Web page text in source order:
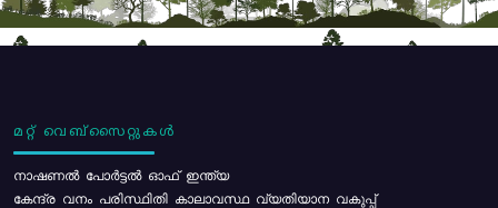
മറ്റ് വെബ്സൈറ്റുകൾ
നാഷണൽ പോർട്ടൽ ഓഫ് ഇന്ത്യ
കേന്ദ്ര വനം പരിസ്ഥിതി കാലാവസ്ഥ വ്യതിയാന വകുപ്പ്